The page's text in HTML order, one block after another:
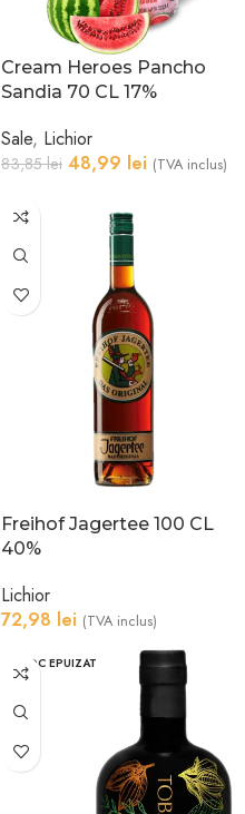
Cream Heroes Pancho
Sandia 70 CL 17%
Sale, Lichior
83,85lei 48,99 lei (TVA inclus)
Freihof Jagertee 100 CL
40%
Lichior
72,98 lei (TVA inclus)
STOC EPUIZAT